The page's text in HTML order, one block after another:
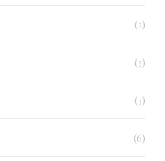
(2)
(3)
(3)
(6)